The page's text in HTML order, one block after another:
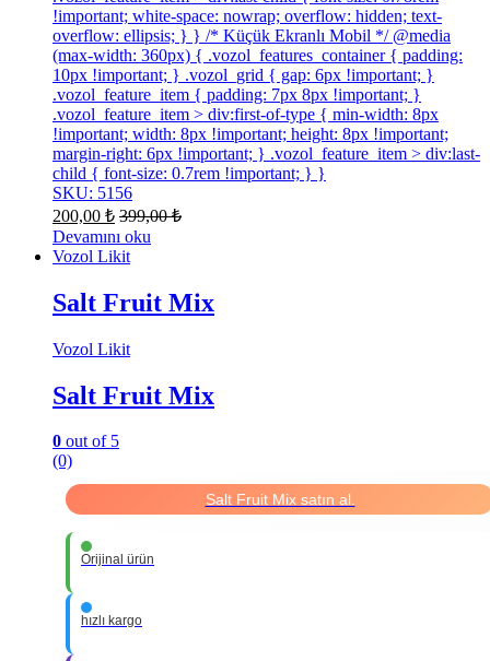
!important; white-space: nowrap; overflow: hidden; text-
overflow: ellipsis; } } /* Küçük Ekranlı Mobil */ @media
(max-width: 360px) { .vozol_features_container { padding:
10px !important; } .vozol_grid { gap: 6px !important; }
.vozol_feature_item { padding: 7px 8px !important; }
.vozol_feature_item > div:first-of-type { min-width: 8px
!important; width: 8px !important; height: 8px !important;
margin-right: 6px !important; } .vozol_feature_item > div:last-
child { font-size: 0.7rem !important; } }
SKU: 5156
200,00 ₺ 399,00₺
Devamını oku
Vozol Likit
Salt Fruit Mix
Vozol Likit
Salt Fruit Mix
0 out of 5
(0)
Salt Fruit Mix satın al.
Orijinal ürün
hızlı kargo